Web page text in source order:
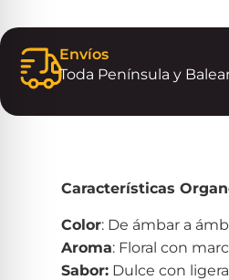
Envíos
Toda Península y
Características
Color: De ámbar a
Aroma: Floral con
Sabor: Dulce con